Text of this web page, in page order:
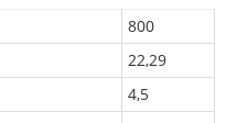
800
22,29
4,5